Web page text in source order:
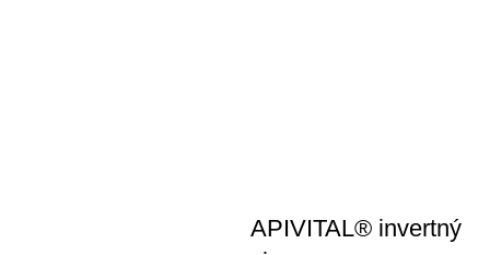
APIVITAL® invertný